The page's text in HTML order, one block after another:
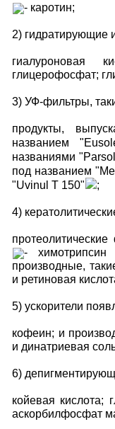
- каротин;
2) гидратирующие
глицерофосфат;
3) УФ-фильтры,
продукты,
названием
названиями
под названием
"Uvinul T 150"
;
4)
-
производные,
и ретиновая
5) ускорители
кофеин; и
и динатриевая
6)
койевая кислота;
аскорбилфосфат